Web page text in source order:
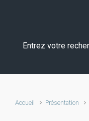
Accueil Présentation